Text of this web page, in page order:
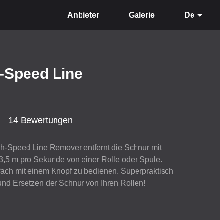
Anbieter Galerie De
Line
14 Bewertungen
Speed Line Remover entfernt die Schnur mit
m pro Sekunde von einer Rolle oder Spule.
mit einem Knopf zu bedienen. Superpraktisch
Ersetzen der Schnur von Ihren Rollen!